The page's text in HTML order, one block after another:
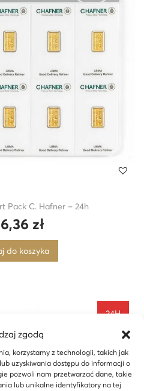
zgodą
korzystamy z technologii, takich jak
uzyskiwania dostępu do informacji o
pozwoli nam przetwarzać dane, takie
lub unikalne identyfikatory na tej
Pack C. Hafner – 24h
zł
do koszyka
24H